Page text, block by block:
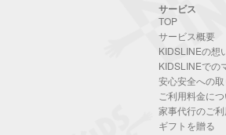
サービス
TOP
サービス概要
KIDSLINEの想
KIDSLINEでの
安心安全への
ご利用料金に
家事代行のご
ギフトを贈る